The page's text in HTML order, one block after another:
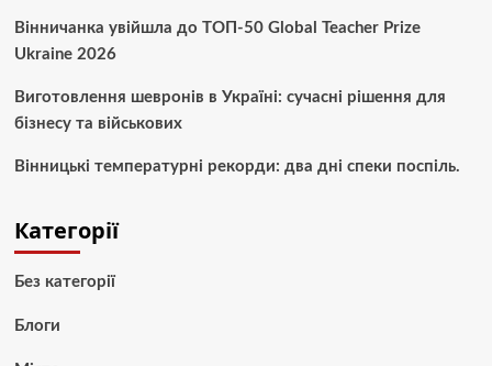
Вінничанка увійшла до ТОП-50 Global Teacher Prize
Ukraine 2026
Виготовлення шевронів в Україні: сучасні рішення для
бізнесу та військових
Вінницькі температурні рекорди: два дні спеки поспіль.
Категорії
Без категорії
Блоги